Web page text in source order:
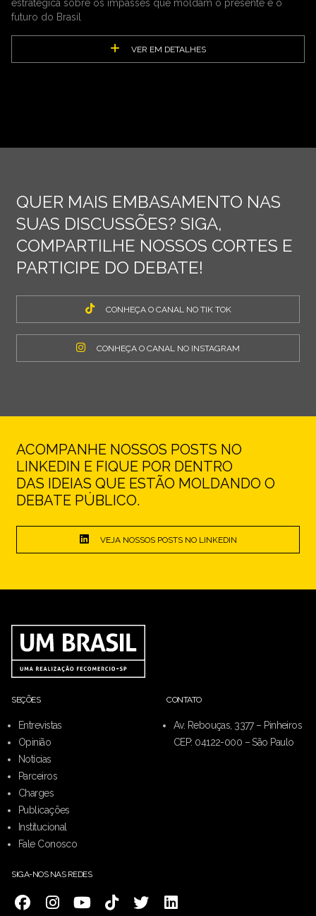
estratégica sobre os impasses que moldam o presente e o
futuro do Brasil
VER EM DETALHES
QUER MAIS EMBASAMENTO NAS
SUAS DISCUSSÕES? SIGA,
COMPARTILHE NOSSOS CORTES E
PARTICIPE DO DEBATE!
CONHEÇA O CANAL NO TIK TOK
CONHEÇA O CANAL NO INSTAGRAM
ACOMPANHE NOSSOS POSTS NO
LINKEDIN E FIQUE POR DENTRO
DAS IDEIAS QUE ESTÃO MOLDANDO O
DEBATE PÚBLICO.
VEJA NOSSOS POSTS NO LINKEDIN
SEÇÕES
Entrevistas
Opinião
Notícias
Parceiros
Charges
Publicações
Institucional
Fale Conosco
CONTATO
Av. Rebouças, 3377 – Pinheiros
CEP: 04122-000 – São Paulo
SIGA-NOS NAS REDES